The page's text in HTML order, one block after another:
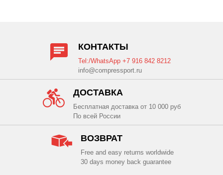
КОНТАКТЫ
Tel:/WhatsApp +7 916 842 8212
info@compressport.ru
ДОСТАВКА
Бесплатная доставка от 10 000 руб
По всей России
ВОЗВРАТ
Free and easy returns worldwide
30 days money back guarantee